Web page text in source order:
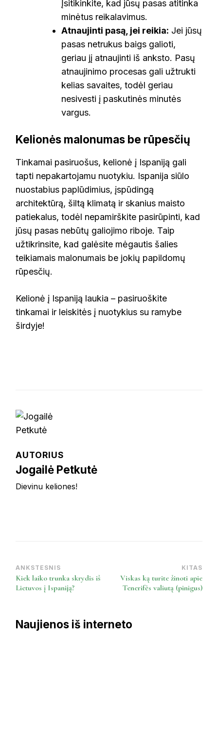
Įsitikinkite, kad jūsų pasas atitinka
minėtus reikalavimus.
Atnaujinti pasą, jei reikia: Jei jūsų
pasas netrukus baigs galioti,
geriau jį atnaujinti iš anksto. Pasų
atnaujinimo procesas gali užtrukti
kelias savaites, todėl geriau
nesivesti į paskutinės minutės
vargus.
Kelionės malonumas be rūpesčių
Tinkamai pasiruošus, kelionė į Ispaniją gali
tapti nepakartojamu nuotykiu. Ispanija siūlo
nuostabius paplūdimius, įspūdingą
architektūrą, šiltą klimatą ir skanius maisto
patiekalus, todėl nepamirškite pasirūpinti, kad
jūsų pasas nebūtų galiojimo riboje. Taip
užtikrinsite, kad galėsite mėgautis šalies
teikiamais malonumais be jokių papildomų
rūpesčių.
Kelionė į Ispaniją laukia – pasiruoškite
tinkamai ir leiskitės į nuotykius su ramybe
širdyje!
AUTORIUS
Jogailė Petkutė
Dievinu keliones!
Post
Navigation
ANKSTESNIS
Kiek laiko trunka skrydis iš
Lietuvos į Ispaniją?
KITAS
Viskas ką turite žinoti apie
Tenerifės valiutą (pinigus)
Naujienos iš interneto